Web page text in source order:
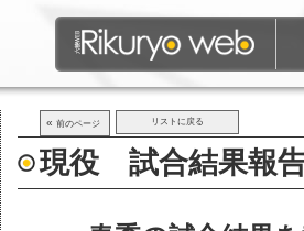
« 前のページ リストに戻る
現役 試合結果報